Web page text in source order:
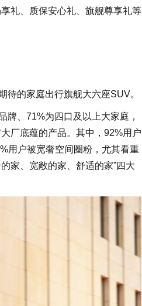
礼、质保安心礼、旗舰尊享礼等
的家庭出行旗舰大六座SUV。
、71%为四口及以上大家庭，
厂底蕴的产品。其中，92%用户
用户被宽奢空间圈粉，尤其看重
家、宽敞的家、舒适的家”四大